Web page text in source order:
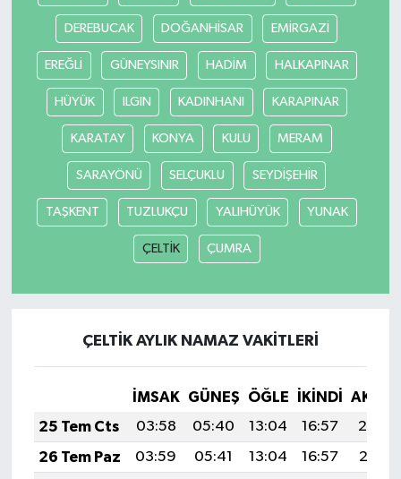
DEREBUCAK DOĞANHİSAR EMİRGAZİ
EREĞLİ GÜNEYSINIR HADİM HALKAPINAR
HÜYÜK ILGIN KADINHANI KARAPINAR
KARATAY KONYA KULU MERAM
SARAYÖNÜ SELÇUKLU SEYDİŞEHİR
TAŞKENT TUZLUKÇU YALIHÜYÜK YUNAK
ÇELTİK ÇUMRA
ÇELTİK AYLIK NAMAZ VAKITLERI
İMSAK GÜNEŞ ÖĞLE İKINDI
25 Tem Cts
03:58 05:40 13:04 16:57
20:19
26 Tem Paz
03:59 05:41 13:04 16:57
20:18